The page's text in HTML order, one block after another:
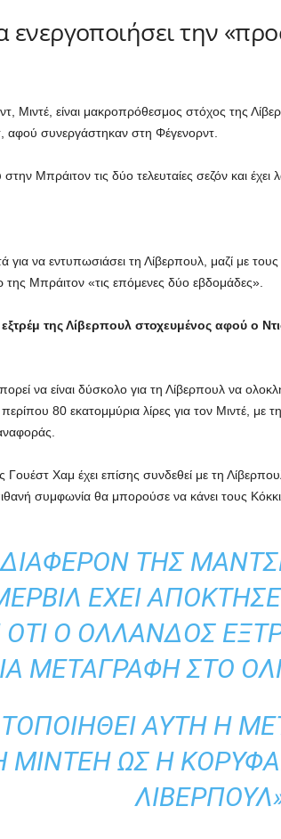
την
Μιντέ, είναι μακροπρόθεσμος στόχος της
αφού συνεργάστηκαν στη Φέγενορντ.
Μπράιτον τις δύο τελευταίες σεζόν και
για να εντυπωσιάσει τη Λίβερπουλ, μαζί με
Μπράιτον «τις επόμενες δύο εβδομάδες».
της Λίβερπουλ στοχευμένος αφού ο
να είναι δύσκολο για τη Λίβερπουλ να
περίπου 80 εκατομμύρια λίρες για τον Μιντέ,
Χαμ έχει επίσης συνδεθεί με τη
συμφωνία θα μπορούσε να κάνει τους
ΤΗΣ
ΈΧΕΙ
Ο ΟΛΛΑΝΔΌΣ
ΜΕΤΑΓΡΑΦΉ ΣΤΟ
ΑΥΤΉ Η
MINTEH ΩΣ Η